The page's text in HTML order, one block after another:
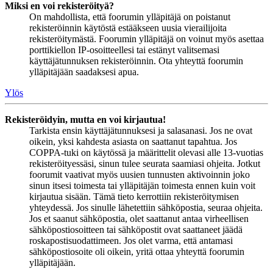
Miksi en voi rekisteröityä?
On mahdollista, että foorumin ylläpitäjä on poistanut
rekisteröinnin käytöstä estääkseen uusia vierailijoita
rekisteröitymästä. Foorumin ylläpitäjä on voinut myös asettaa
porttikiellon IP-osoitteellesi tai estänyt valitsemasi
käyttäjätunnuksen rekisteröinnin. Ota yhteyttä foorumin
ylläpitäjään saadaksesi apua.
Ylös
Rekisteröidyin, mutta en voi kirjautua!
Tarkista ensin käyttäjätunnuksesi ja salasanasi. Jos ne ovat
oikein, yksi kahdesta asiasta on saattanut tapahtua. Jos
COPPA-tuki on käytössä ja määrittelit olevasi alle 13-vuotias
rekisteröityessäsi, sinun tulee seurata saamiasi ohjeita. Jotkut
foorumit vaativat myös uusien tunnusten aktivoinnin joko
sinun itsesi toimesta tai ylläpitäjän toimesta ennen kuin voit
kirjautua sisään. Tämä tieto kerrottiin rekisteröitymisen
yhteydessä. Jos sinulle lähetettiin sähköpostia, seuraa ohjeita.
Jos et saanut sähköpostia, olet saattanut antaa virheellisen
sähköpostiosoitteen tai sähköpostit ovat saattaneet jäädä
roskapostisuodattimeen. Jos olet varma, että antamasi
sähköpostiosoite oli oikein, yritä ottaa yhteyttä foorumin
ylläpitäjään.